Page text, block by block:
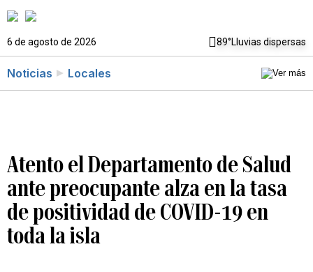
6 de agosto de 2026 89°Lluvias dispersas
Noticias Locales
Atento el Departamento de Salud
ante preocupante alza en la tasa
de positividad de COVID-19 en
toda la isla